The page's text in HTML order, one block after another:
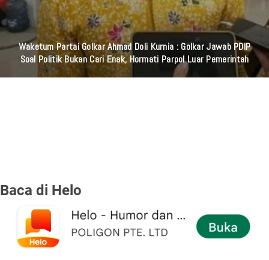
Laila Ayu Bercerita Kesedihan Seseorang Merasa Tidak Dihargai
Dalam Hubungan Lewat "AKU TAK BERARTI BAGIMU" Bersama
Aneka Safari Records
Baca di Helo